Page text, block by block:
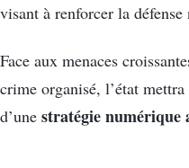
visant à renforcer la
Face aux menaces
crime organisé, l’état
d’une stratégie numérique